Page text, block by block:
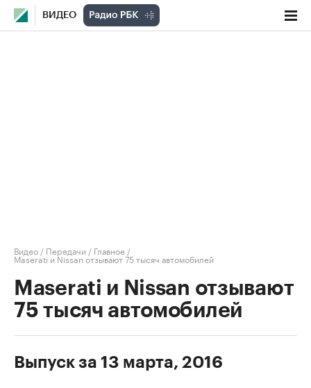
ВИДЕО
Видео / Передачи / Главное /
Maserati и Nissan отзывают 75 тысяч автомобилей
Maserati и Nissan отзывают
75 тысяч автомобилей
Выпуск за 13 марта, 2016